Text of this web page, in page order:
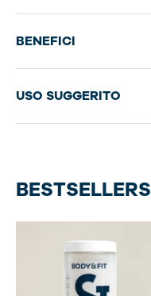
BENEFICI
USO SUGGERITO
BESTSELLERS